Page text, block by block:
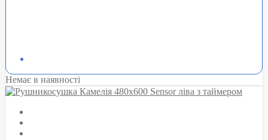
Немає в наявності